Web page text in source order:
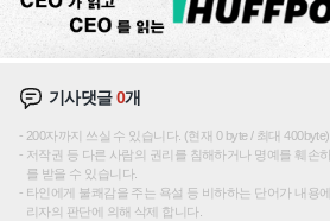
기사댓글0개
200자까지 쓰실 수 있습니다. (현재 0 byte / 최대 400byte)
저작권 등 다른 사람의 권리를 침해하거나 명예를 훼손
를 받을 수 있습니다.
타인에게 불쾌감을 주는 욕설 등 비하하는 단어가 내용
리자의 판단에 의해 삭제 합니다.